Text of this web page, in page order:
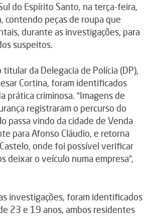
do Espírito Santo, na terça-feira,
contendo peças de roupa que
durante as investigações, para
suspeitos.
titular da Delegacia de Polícia (DP),
Cortina, foram identificados
prática criminosa. “Imagens de
registraram o percurso do
passa vindo da cidade de Venda
para Afonso Cláudio, e retorna
onde foi possível verificar
deixar o veículo numa empresa”,
investigações, foram identificados
23 e 19 anos, ambos residentes